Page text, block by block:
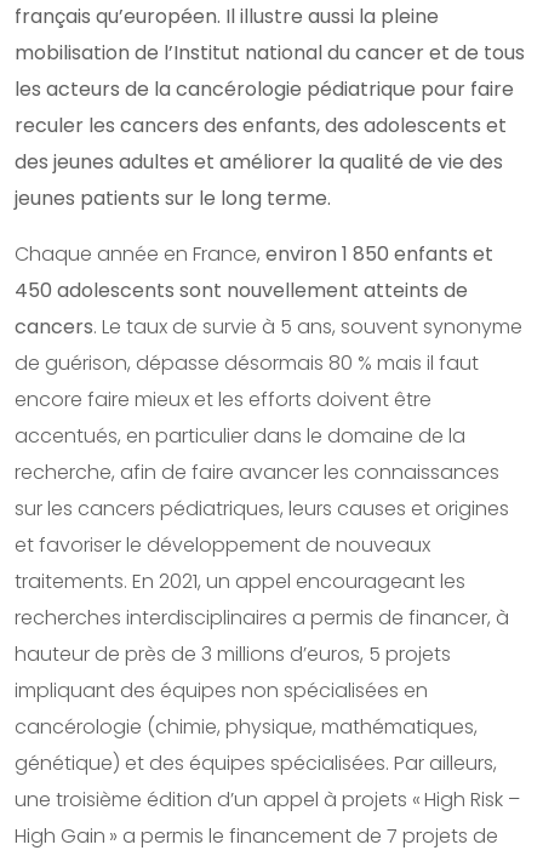
français qu’européen. Il illustre aussi la pleine
mobilisation de l’Institut national du cancer et de tous
les acteurs de la cancérologie pédiatrique pour faire
reculer les cancers des enfants, des adolescents et
des jeunes adultes et améliorer la qualité de vie des
jeunes patients sur le long terme.
Chaque année en France, environ 1 850 enfants et
450 adolescents sont nouvellement atteints de
cancers. Le taux de survie à 5 ans, souvent synonyme
de guérison, dépasse désormais 80 % mais il faut
encore faire mieux et les efforts doivent être
accentués, en particulier dans le domaine de la
recherche, afin de faire avancer les connaissances
sur les cancers pédiatriques, leurs causes et origines
et favoriser le développement de nouveaux
traitements. En 2021, un appel encourageant les
recherches interdisciplinaires a permis de financer, à
hauteur de près de 3 millions d’euros, 5 projets
impliquant des équipes non spécialisées en
cancérologie (chimie, physique, mathématiques,
génétique) et des équipes spécialisées. Par ailleurs,
une troisième édition d’un appel à projets « High Risk –
High Gain » a permis le financement de 7 projets de